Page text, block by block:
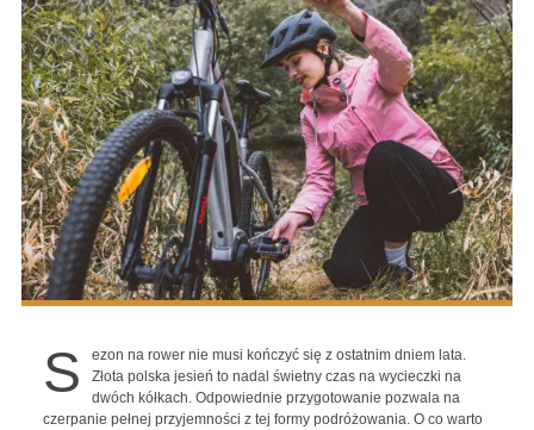
S
ezon na rower nie musi kończyć się z ostatnim dniem lata.
Złota polska jesień to nadal świetny czas na wycieczki na
dwóch kółkach. Odpowiednie przygotowanie pozwala na
czerpanie pełnej przyjemności z tej formy podróżowania. O co warto